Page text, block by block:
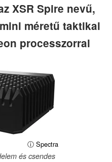
XSR Spire nevű,
méretű taktikai
processzorral
ⓘ Spectra
és csendes